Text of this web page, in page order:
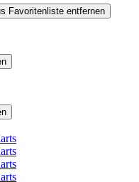
Favoritenliste entfernen